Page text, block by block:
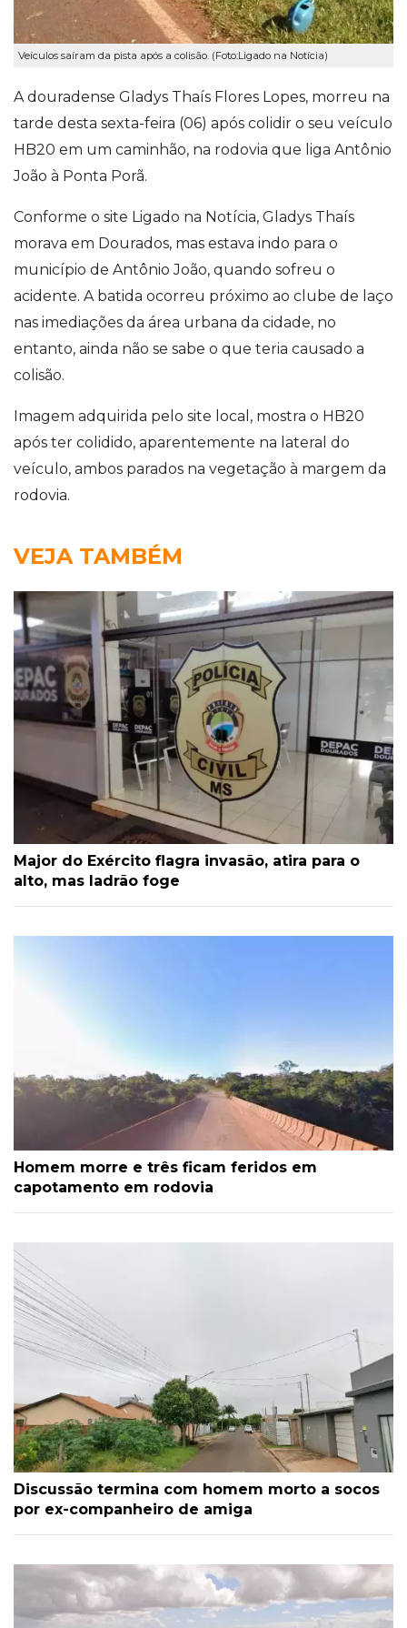
Veículos saíram da pista após a colisão. (Foto:Ligado na Notícia)
A douradense Gladys Thaís Flores Lopes, morreu na
tarde desta sexta-feira (06) após colidir o seu veículo
HB20 em um caminhão, na rodovia que liga Antônio
João à Ponta Porã.
Conforme o site Ligado na Notícia, Gladys Thaís
morava em Dourados, mas estava indo para o
município de Antônio João, quando sofreu o
acidente. A batida ocorreu próximo ao clube de laço
nas imediações da área urbana da cidade, no
entanto, ainda não se sabe o que teria causado a
colisão.
Imagem adquirida pelo site local, mostra o HB20
após ter colidido, aparentemente na lateral do
veículo, ambos parados na vegetação à margem da
rodovia.
VEJA TAMBÉM
Major do Exército flagra invasão, atira para o
alto, mas ladrão foge
Homem morre e três ficam feridos em
capotamento em rodovia
Discussão termina com homem morto a socos
por ex-companheiro de amiga